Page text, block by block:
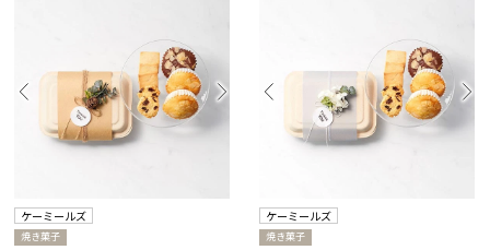
ケーミールズ
焼き菓子
ケーミールズ
焼き菓子